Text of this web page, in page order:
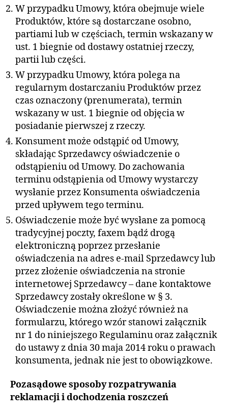
W przypadku Umowy, która obejmuje wiele
Produktów, które są dostarczane osobno,
partiami lub w częściach, termin wskazany w
ust. 1 biegnie od dostawy ostatniej rzeczy,
partii lub części.
W przypadku Umowy, która polega na
regularnym dostarczaniu Produktów przez
czas oznaczony (prenumerata), termin
wskazany w ust. 1 biegnie od objęcia w
posiadanie pierwszej z rzeczy.
Konsument może odstąpić od Umowy,
składając Sprzedawcy oświadczenie o
odstąpieniu od Umowy. Do zachowania
terminu odstąpienia od Umowy wystarczy
wysłanie przez Konsumenta oświadczenia
przed upływem tego terminu.
Oświadczenie może być wysłane za pomocą
tradycyjnej poczty, faxem bądź drogą
elektroniczną poprzez przesłanie
oświadczenia na adres e-mail Sprzedawcy lub
przez złożenie oświadczenia na stronie
internetowej Sprzedawcy – dane kontaktowe
Sprzedawcy zostały określone w § 3.
Oświadczenie można złożyć również na
formularzu, którego wzór stanowi załącznik
nr 1 do niniejszego Regulaminu oraz załącznik
do ustawy z dnia 30 maja 2014 roku o prawach
konsumenta, jednak nie jest to obowiązkowe.
Pozasądowe sposoby rozpatrywania
reklamacji i dochodzenia roszczeń